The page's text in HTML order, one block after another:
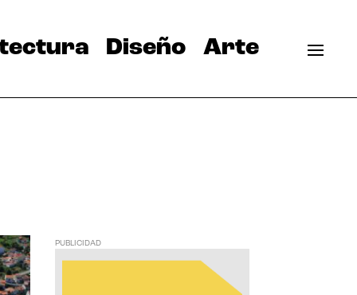
Diseño Arte
PUBLICIDAD